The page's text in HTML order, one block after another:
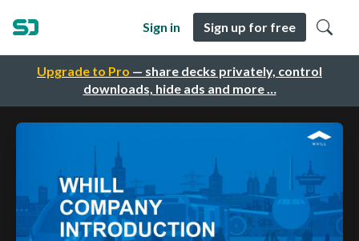
Upgrade to Pro — share decks privately, control
downloads, hide ads and more …
Sign in Sign up for free